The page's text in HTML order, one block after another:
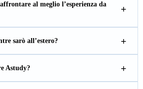
al meglio l’esperienza da
sarò all’estero?
Astudy?